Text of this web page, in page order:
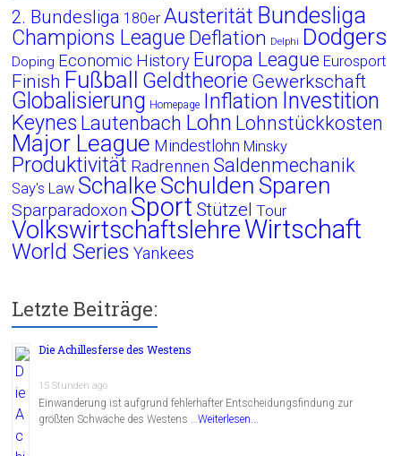
2. Bundesliga 180er Austerität Bundesliga
Champions League Deflation Delphi Dodgers
Doping Economic History Europa League Eurosport
Finish Fußball Geldtheorie Gewerkschaft
Globalisierung Homepage Inflation Investition
Keynes Lautenbach Lohn Lohnstückkosten
Major League Mindestlohn Minsky
Produktivität Radrennen Saldenmechanik
Say's Law Schalke Schulden Sparen
Sparparadoxon Sport Stützel Tour
VolkswirtschaftslehreWirtschaft
World Series Yankees
Letzte Beiträge:
Die Achillesferse des Westens
15 Stunden ago
Einwanderung ist aufgrund fehlerhafter Entscheidungsfindung zur
größten Schwäche des Westens …Weiterlesen...